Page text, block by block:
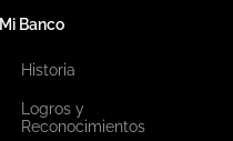
Mi Banco
Historia
Logros y
Reconocimientos